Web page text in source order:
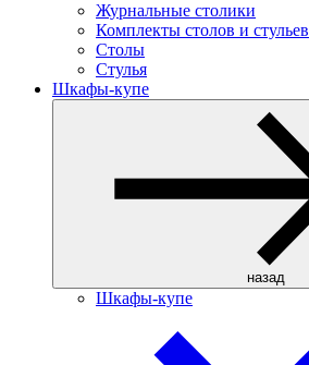
Журнальные столики
Комплекты столов и стульев
Столы
Стулья
Шкафы-купе
назад
Шкафы-купе